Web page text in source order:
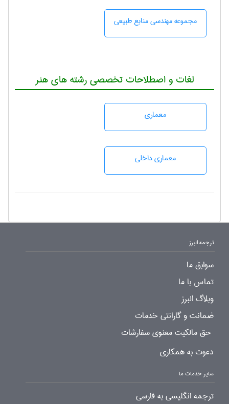
مجموعه مهندسی منابع طبيعی
لغات و اصطلاحات تخصصی رشته های هنر
معماری
معماری داخلی
ترجمه البرز
سوابق ما
تماس با ما
وبلاگ البرز
ضمانت و گارانتی خدمات
حق مالکیت معنوی سفارشات
دعوت به همکاری
سایر خدمات ما
ترجمه انگلیسی به فارسی